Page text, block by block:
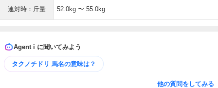
連対時：斤量 52.0kg 〜 55.0kg
Agent i に聞いてみよう
タクノチドリ 馬名の意味は？
他の質問をしてみる